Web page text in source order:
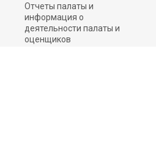
Отчеты палаты и
информация о
деятельности палаты и
оценщиков